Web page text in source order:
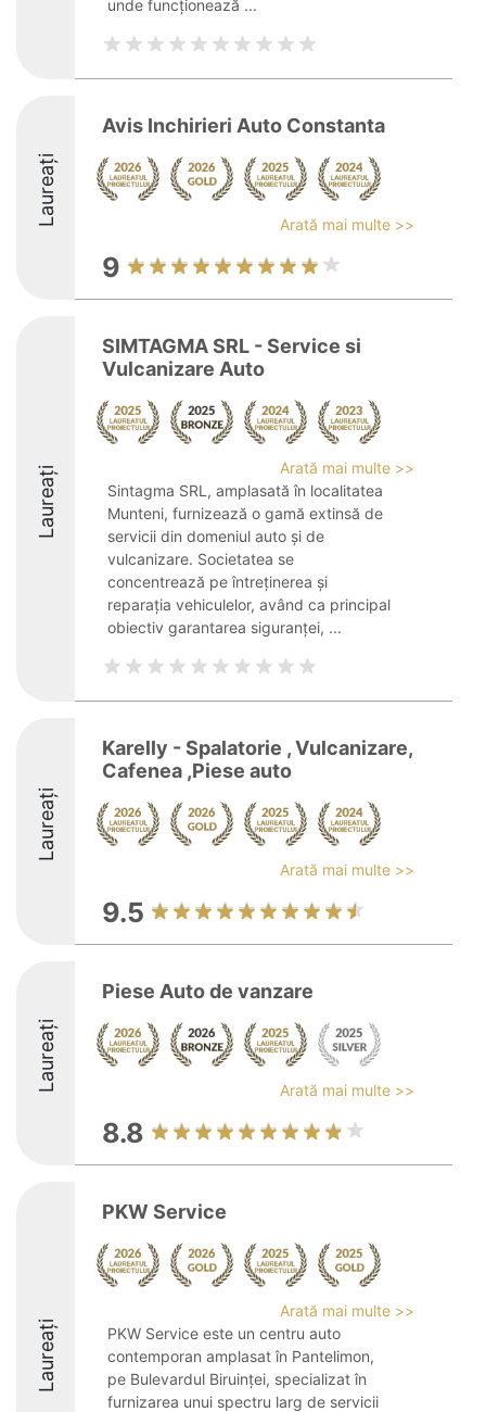
unde funcționează ...
Laureați
Avis Inchirieri Auto Constanta
Arată mai multe >>
9
Laureați
SIMTAGMA SRL - Service si
Vulcanizare Auto
Arată mai multe >>
Sintagma SRL, amplasată în localitatea
Munteni, furnizează o gamă extinsă de
servicii din domeniul auto și de
vulcanizare. Societatea se
concentrează pe întreținerea și
reparația vehiculelor, având ca principal
obiectiv garantarea siguranței, ...
Laureați
Karelly - Spalatorie , Vulcanizare,
Cafenea ,Piese auto
Arată mai multe >>
9.5
Laureați
Piese Auto de vanzare
Arată mai multe >>
8.8
Laureați
PKW Service
Arată mai multe >>
PKW Service este un centru auto
contemporan amplasat în Pantelimon,
pe Bulevardul Biruinței, specializat în
furnizarea unui spectru larg de servicii